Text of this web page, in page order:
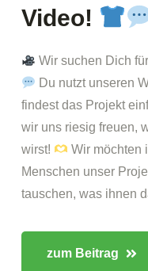
Video!
Wir suchen Dich
Du nutzt unseren
findest das Projekt
wir uns riesig freuen,
wirst!
Wir möchten
Menschen unser
tauschen, was ihnen
zum Beitrag